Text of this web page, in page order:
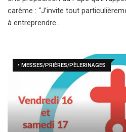
carême : “J’invite tout
à entreprendre…
• MESSES/PRIÈRES/PÈLERINAGES